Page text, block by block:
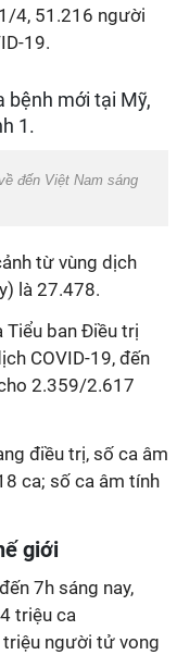
4, 51.216 người
19.
đến Việt Nam sáng
từ vùng dịch
là 27.478.
Tiểu ban Điều trị
COVID-19, đến
2.359/2.617
điều trị, số ca âm
ca; số ca âm tính
giới
7h sáng nay,
triệu ca
người tử vong